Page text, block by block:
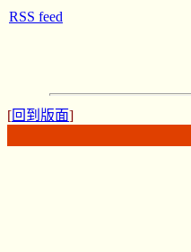
[回到版面]
RSS feed